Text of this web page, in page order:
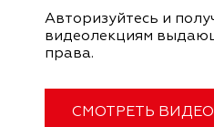
Авторизуйтесь и
видеолекциям
права.
СМОТРЕТЬ ВИДЕО